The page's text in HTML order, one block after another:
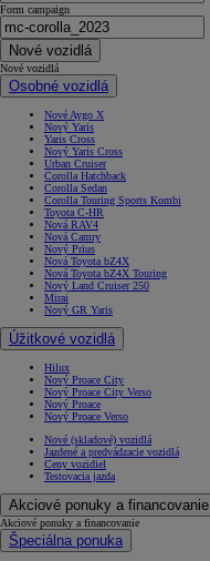
Form campaign
Nové vozidlá
Nové vozidlá
Osobné vozidlá
Nové Aygo X
Nový Yaris
Yaris Cross
Nový Yaris Cross
Urban Cruiser
Corolla Hatchback
Corolla Sedan
Corolla Touring Sports Kombi
Toyota C-HR
Nová RAV4
Nová Camry
Nový Prius
Nová Toyota bZ4X
Nová Toyota bZ4X Touring
Nový Land Cruiser 250
Mirai
Nový GR Yaris
Úžitkové vozidlá
Hilux
Nový Proace City
Nový Proace City Verso
Nový Proace
Nový Proace Verso
Nové (skladové) vozidlá
Jazdené a predvádzacie vozidlá
Ceny vozidiel
Testovacia jazda
Akciové ponuky a financovanie
Akciové ponuky a financovanie
Špeciálna ponuka